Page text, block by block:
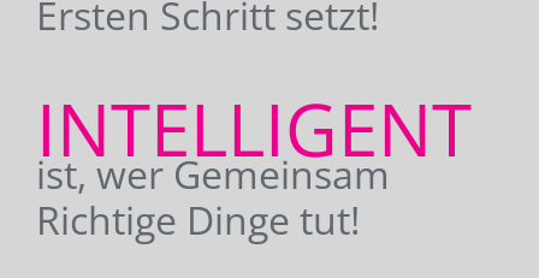
Ersten Schritt setzt!
INTELLIGENT
ist, wer Gemeinsam
Richtige Dinge tut!